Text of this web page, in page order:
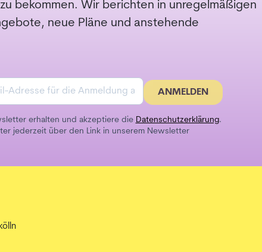
bekommen. Wir berichten in unregelmäßigen
neue Pläne und anstehende
ANMELDEN
erhalten und akzeptiere die Datenschutzerklärung.
jederzeit über den Link in unserem Newsletter